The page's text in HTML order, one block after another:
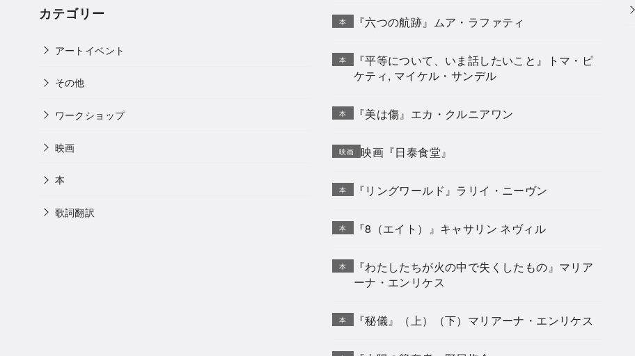
カテゴリー
アートイベント
その他
ワークショップ
映画
本
歌詞翻訳
本 『六つの航跡』ムア・ラファティ
本
『平等について、いま話したいこと』トマ・ピ
ケティ, マイケル・サンデル
本 『美は傷』エカ・クルニアワン
映画 映画『日泰食堂』
本 『リングワールド』ラリイ・ニーヴン
本 『8（エイト）』キャサリン ネヴィル
本
『わたしたちが火の中で失くしたもの』マリア
ーナ・エンリケス
本 『秘儀』（上）（下）マリアーナ・エンリケス